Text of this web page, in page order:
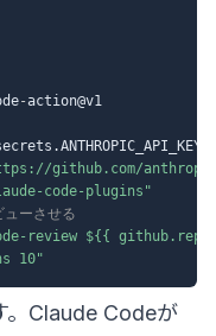
-action@v1
github.com/
code-plugins"
ーさせる
review ${{
10"
。Claude Codeが